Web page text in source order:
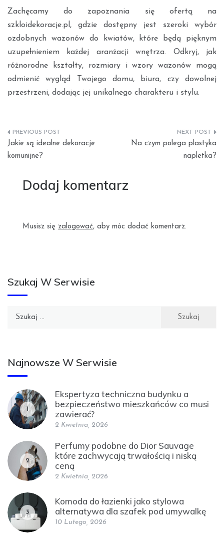
Zachęcamy do zapoznania się ofertą na
szkloidekoracje.pl, gdzie dostępny jest szeroki wybór
ozdobnych wazonów do kwiatów, które będą pięknym
uzupełnieniem każdej aranżacji wnętrza. Odkryj, jak
różnorodne kształty, rozmiary i wzory wazonów mogą
odmienić wygląd Twojego domu, biura, czy dowolnej
przestrzeni, dodając jej unikalnego charakteru i stylu.
Nawigacja
wpisu
Jakie są idealne dekoracje
komunijne?
Na czym polega plastyka
napletka?
Dodaj komentarz
Musisz się zalogować, aby móc dodać komentarz.
Szukaj W Serwisie
Szukaj:
Najnowsze W Serwisie
1
Ekspertyza techniczna budynku a
bezpieczeństwo mieszkańców co musi
zawierać?
2 Kwietnia, 2026
2
Perfumy podobne do Dior Sauvage
które zachwycają trwałością i niską
ceną
2 Kwietnia, 2026
3
Komoda do łazienki jako stylowa
alternatywa dla szafek pod umywalkę
10 Lutego, 2026